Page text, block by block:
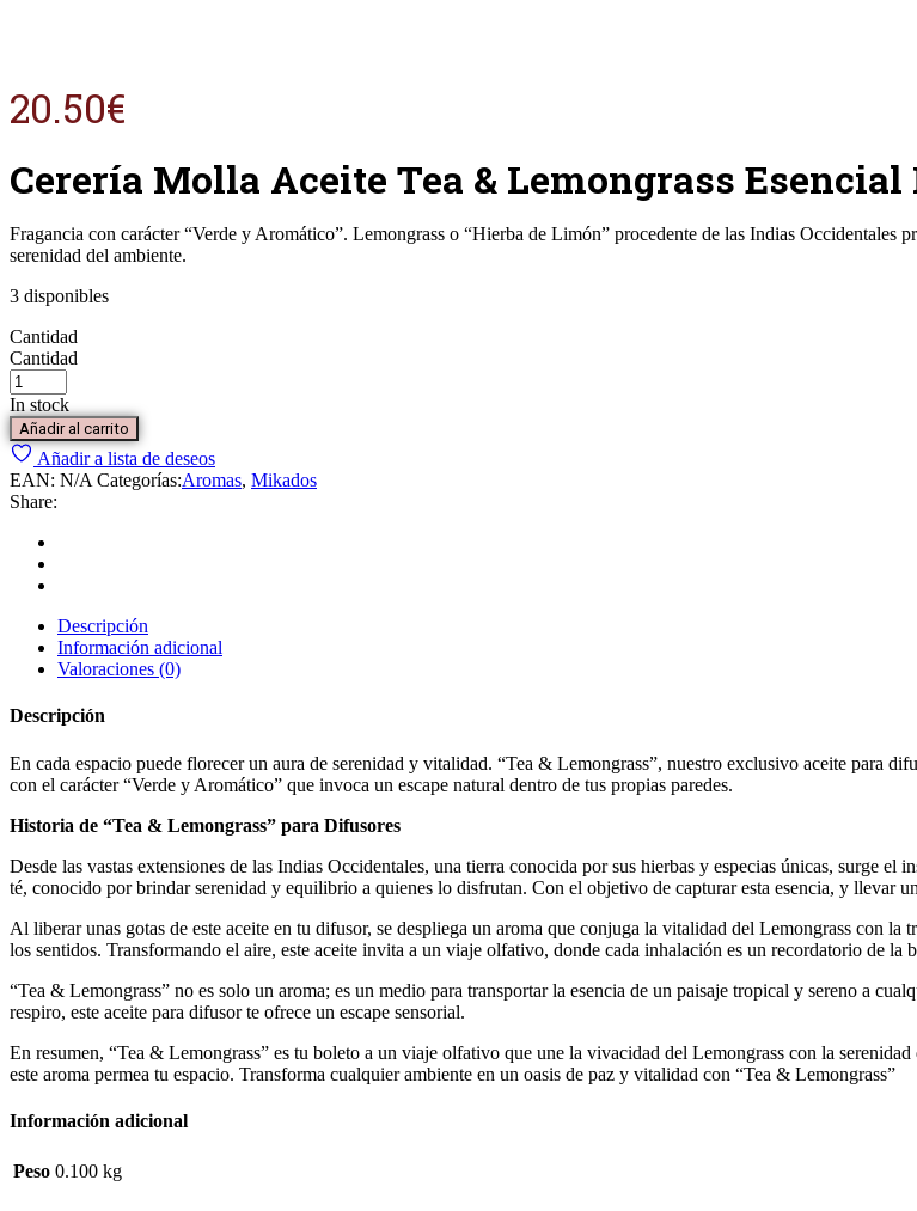
20.50€
Cerería Molla Aceite Tea & Lemongrass
Fragancia con carácter “Verde y Aromático”. Lemongrass o “Hierba de Limón” procedente de las Indias Occidentales
serenidad del ambiente.
3 disponibles
Cantidad
Cantidad
In stock
Añadir al carrito
Añadir a lista de deseos
EAN: N/A Categorías:Aromas, Mikados
Share:
Descripción
Información adicional
Valoraciones (0)
Descripción
En cada espacio puede florecer un aura de serenidad y vitalidad. “Tea & Lemongrass”, nuestro exclusivo aceite para
con el carácter “Verde y Aromático” que invoca un escape natural dentro de tus propias paredes.
Historia de “Tea & Lemongrass” para Difusores
Desde las vastas extensiones de las Indias Occidentales, una tierra conocida por sus hierbas y especias únicas, surge
té, conocido por brindar serenidad y equilibrio a quienes lo disfrutan. Con el objetivo de capturar esta esencia, y llevar
Al liberar unas gotas de este aceite en tu difusor, se despliega un aroma que conjuga la vitalidad del Lemongrass con
los sentidos. Transformando el aire, este aceite invita a un viaje olfativo, donde cada inhalación es un recordatorio de la
“Tea & Lemongrass” no es solo un aroma; es un medio para transportar la esencia de un paisaje tropical y sereno a
respiro, este aceite para difusor te ofrece un escape sensorial.
En resumen, “Tea & Lemongrass” es tu boleto a un viaje olfativo que une la vivacidad del Lemongrass con la
este aroma permea tu espacio. Transforma cualquier ambiente en un oasis de paz y vitalidad con “Tea & Lemongrass”
Información adicional
Peso 0.100 kg